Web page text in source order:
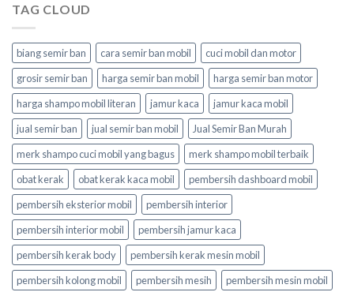
TAG CLOUD
biang semir ban cara semir ban mobil
cuci mobil dan motor
grosir semir ban
harga semir ban mobil
harga semir ban motor
harga shampo mobil literan
jamur kaca
jamur kaca mobil
jual semir ban
jual semir ban mobil
Jual Semir Ban Murah
merk shampo cuci mobil yang bagus
merk shampo mobil terbaik
obat kerak
obat kerak kaca mobil
pembersih dashboard mobil
pembersih eksterior mobil
pembersih interior
pembersih interior mobil
pembersih jamur kaca
pembersih kerak body
pembersih kerak mesin mobil
pembersih kolong mobil
pembersih mesih
pembersih mesin mobil